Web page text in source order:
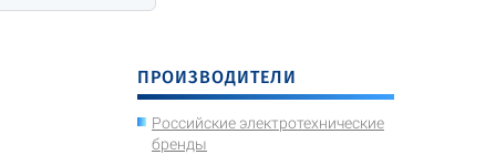
ПРОИЗВОДИТЕЛИ
Российские электротехнические
бренды